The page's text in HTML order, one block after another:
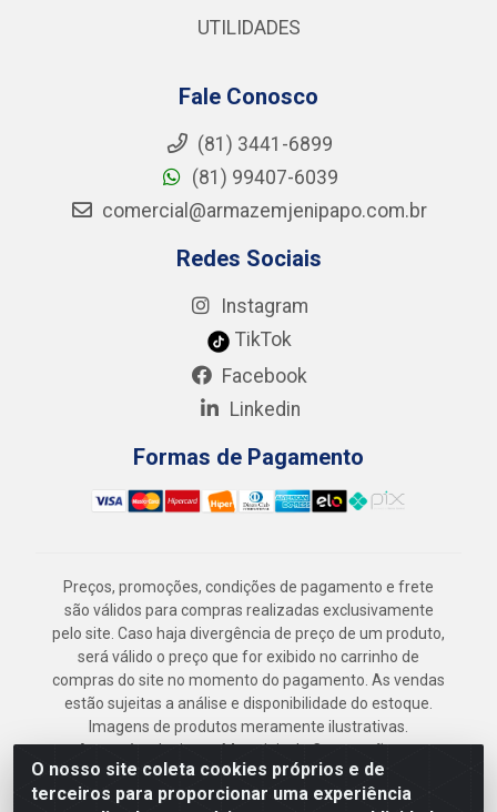
O nosso site coleta cookies próprios e de
terceiros para proporcionar uma experiência
UTILIDADES
Fale Conosco
(81) 3441-6899
(81) 99407-6039
comercial@armazemjenipapo.com.br
Redes Sociais
Instagram
TikTok
Facebook
Linkedin
Formas de Pagamento
Preços, promoções, condições de pagamento e frete
são válidos para compras realizadas exclusivamente
pelo site. Caso haja divergência de preço de um produto,
será válido o preço que for exibido no carrinho de
compras do site no momento do pagamento. As vendas
estão sujeitas a análise e disponibilidade do estoque.
Imagens de produtos meramente ilustrativas.
Armazém Jenipapo Materiais de Construção em
Geral LTDA - Rua das Flores, 2691 - Guabiraba,
Recife/PE - CEP 52.291-630 - CNPJ